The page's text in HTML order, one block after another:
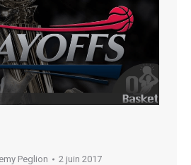
Peglion 2 juin 2017